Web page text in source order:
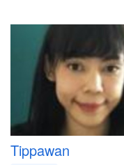
Tippawan